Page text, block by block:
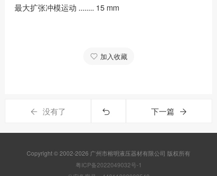
最大扩张冲模运动 ........ 15 mm
加入收藏
没有了 下一篇
Copyright © 2002-2026 广州市榕明液压器材有限公司 版权所有
粤ICP备2022049032号-1